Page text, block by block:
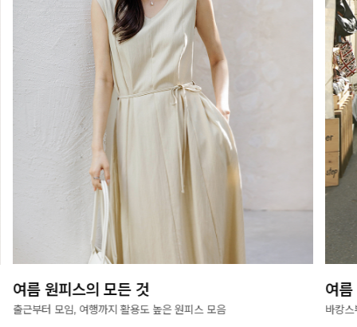
여름 원피스의 모든 것
출근부터 모임, 여행까지 활용도 높은 원피스 모음
여
바캉